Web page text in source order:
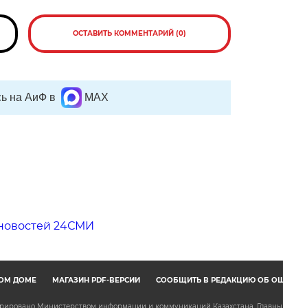
ОСТАВИТЬ КОММЕНТАРИЙ (0)
на АиФ в MAX
24СМИ
ДОМЕ МАГАЗИН PDF-ВЕРСИЙ СООБЩИТЬ В РЕДАКЦИЮ ОБ